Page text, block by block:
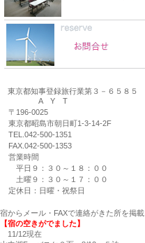
東京都知事登録旅行業第３－６５８５
A Y T
〒196-0025
東京都昭島市朝日町1-3-14-2F
TEL.042-500-1351
FAX.042-500-1353
営業時間
平日９：３０～１８：００
土曜９：３０～１７：００
定休日：日曜・祝祭日
宿からメール・FAXで連絡がきた所を掲載
【宿の空きがでました】
11/12現在